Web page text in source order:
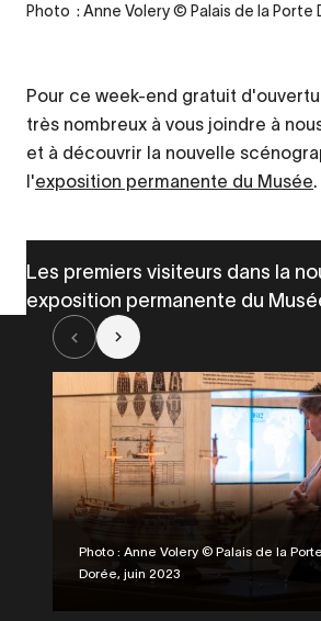
Credit
Photo : Anne Volery © Palais de la Porte
Pour ce week-end gratuit
très nombreux à vous joindre à
et à découvrir la nouvelle
l'exposition permanente du Musée.
Les premiers visiteurs dans la
exposition permanente du
Credit
Photo : Anne Volery © Palais de la Porte
Dorée, juin 2023